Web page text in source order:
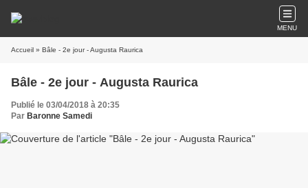
MENU
Accueil » Bâle - 2e jour - Augusta Raurica
Bâle - 2e jour - Augusta Raurica
Publié le 03/04/2018 à 20:35
Par Baronne Samedi